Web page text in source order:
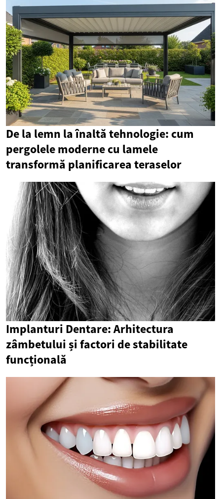
De la lemn la înaltă tehnologie: cum
pergolele moderne cu lamele
transformă planificarea teraselor
Implanturi Dentare: Arhitectura
zâmbetului și factori de stabilitate
funcțională